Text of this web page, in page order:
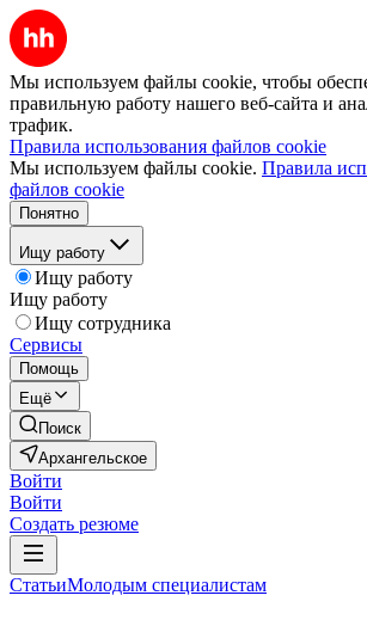
Мы используем файлы cookie, чтобы
правильную работу нашего веб-сайта и
трафик.
Правила использования файлов cookie
Мы используем файлы cookie. Правила
файлов cookie
Понятно
Ищу работу
Ищу работу
Ищу работу
Ищу сотрудника
Сервисы
Помощь
Ещё
Поиск
Архангельское
Войти
Войти
Создать резюме
СтатьиМолодым специалистам